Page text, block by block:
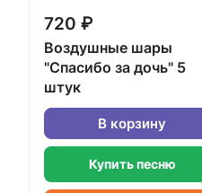
720 ₽
Воздушные шары
"Спасибо за дочь" 5
штук
В корзину
Купить песню